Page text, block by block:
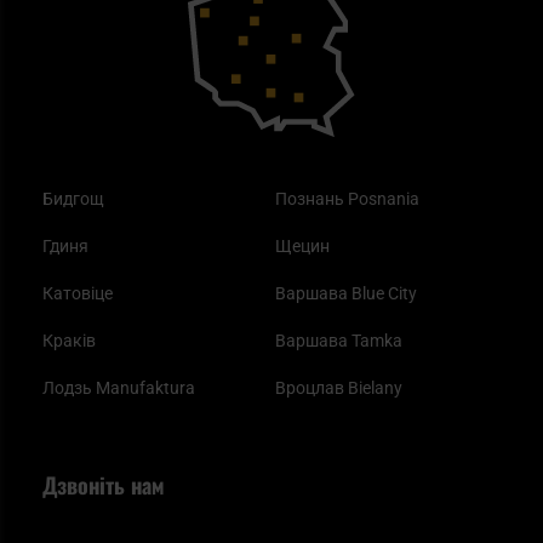
Бидгощ
Гдиня
Катовіце
Краків
Лодзь Manufaktura
Познань Posnania
Щецин
Варшава Blue City
Варшава Tamka
Вроцлав Bielany
Найкращі спальні мішки на осінь
Дзвоніть нам